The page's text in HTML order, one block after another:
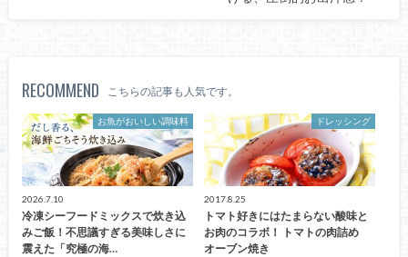
RECOMMEND こちらの記事も人気です。
お魚がおいしい調味料
2026.7.10
冷凍シーフードミックスで炊き込
みご飯！不思議すぎる美味しさに
震えた「究極の海…
ドレッシング
2017.8.25
トマト好きにはたまらない酸味と
お肉のコラボ！ トマトの肉詰め
オーブン焼き